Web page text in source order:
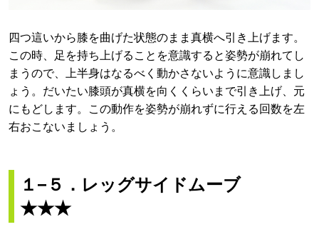
四つ這いから膝を曲げた状態のまま真横へ引き上げます。
この時、足を持ち上げることを意識すると姿勢が崩れてし
まうので、上半身はなるべく動かさないように意識しまし
ょう。だいたい膝頭が真横を向くくらいまで引き上げ、元
にもどします。この動作を姿勢が崩れずに行える回数を左
右おこないましょう。
１−５．レッグサイドムーブ
★★★